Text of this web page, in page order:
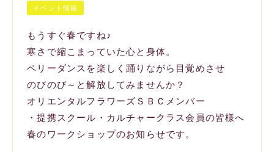
イベント情報
もうすぐ春ですね♪
寒さで縮こまっていた心と身体。
ベリーダンスを楽しく踊りながら目覚めさせ
のびのび～と解放してみませんか？
オリエンタルフラワーズＳＢＣメンバー
・提携スクール・カルチャークラス会員の皆様へ
春のワークショップのお知らせです。